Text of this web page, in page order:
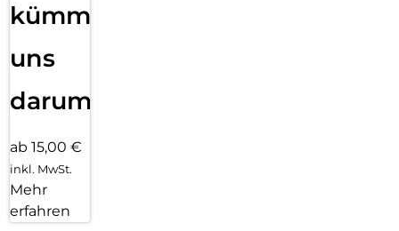
kümmern
uns
darum!
ab 15,00 €
inkl. MwSt.
Mehr
erfahren